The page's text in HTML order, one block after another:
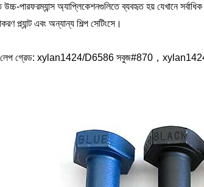
উচ্চ-পারফরম্যান্স অ্যাপ্লিকেশনগুলিতে ব্যবহৃত হয় যেখানে
প্ল্যান্ট এবং অন্যান্য শিল্প সেটিংসে।
গ্রেড: xylan1424/D6586 সবুজ#870，xylan1424/